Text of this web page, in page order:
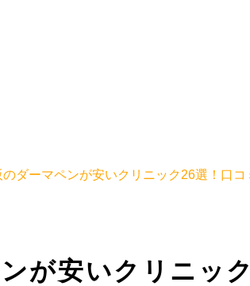
のダーマペンが安いクリニック26選！口
が安いクリニッ